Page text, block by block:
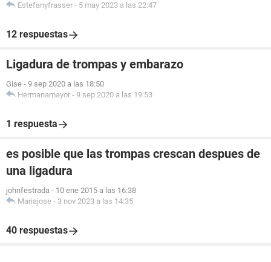
Estefanyfrasser - 5 may 2023 a las 22:47
12 respuestas
Ligadura de trompas y embarazo
Gise - 9 sep 2020 a las 18:50
Hermanamayor - 9 sep 2020 a las 19:53
1 respuesta
es posible que las trompas crescan despues de
una ligadura
johnfestrada - 10 ene 2015 a las 16:38
Mariajose - 3 nov 2023 a las 14:35
40 respuestas